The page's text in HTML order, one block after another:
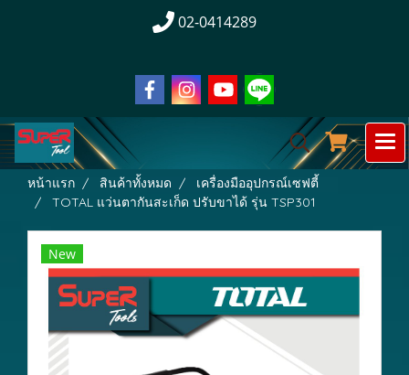
02-0414289
หน้าแรก สินค้าทั้งหมด
เครื่องมืออุปกรณ์เซฟตี้
TOTAL แว่นตากันสะเก็ด ปรับขาได้ รุ่น TSP301
New